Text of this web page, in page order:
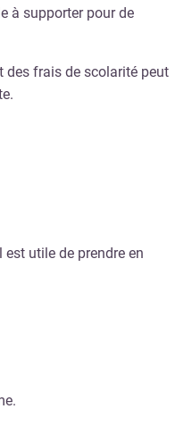
à supporter pour de
des frais de scolarité peut
utile de prendre en